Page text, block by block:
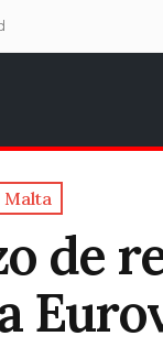
Malta
de